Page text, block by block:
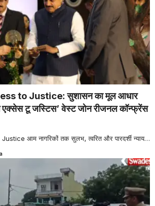
to Justice: सुशासन का मूल आधार
एक्सेस टू जस्टिस’ वेस्ट जोन रीजनल कॉन्फ्रेंस
आम नागरिकों तक सुलभ, त्वरित और पारदर्शी न्याय…